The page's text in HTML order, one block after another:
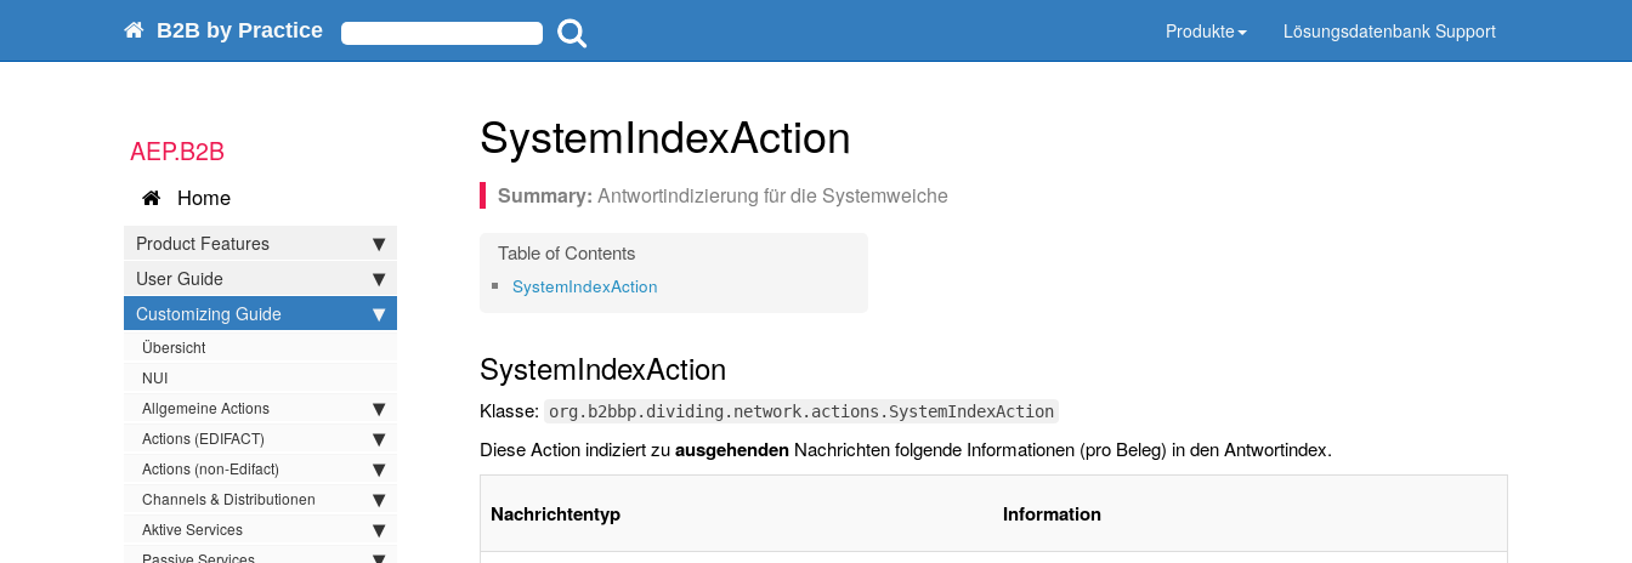
B2B by Practice Produkte Lösungsdatenbank Support
AEP.B2B
Home
Product Features
User Guide
Customizing Guide
Übersicht
NUI
Allgemeine Actions
Actions (EDIFACT)
Actions (non-Edifact)
Channels & Distributionen
Aktive Services
Passive Services
SystemIndexAction
Antwortindizierung für die Systemweiche
SystemIndexAction
SystemIndexAction
Klasse: org.b2bbp.dividing.network.actions.SystemIndexAction
Diese Action indiziert zuausgehendenNachrichten folgende Informationen (pro Beleg) in den Antwortindex.
Nachrichtentyp Information